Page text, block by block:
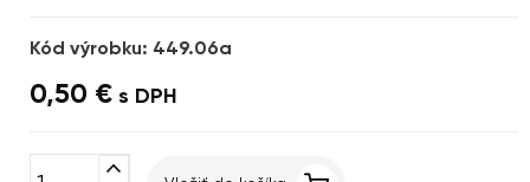
Kód výrobku: 449.06a
0,50 € s DPH
expand_less